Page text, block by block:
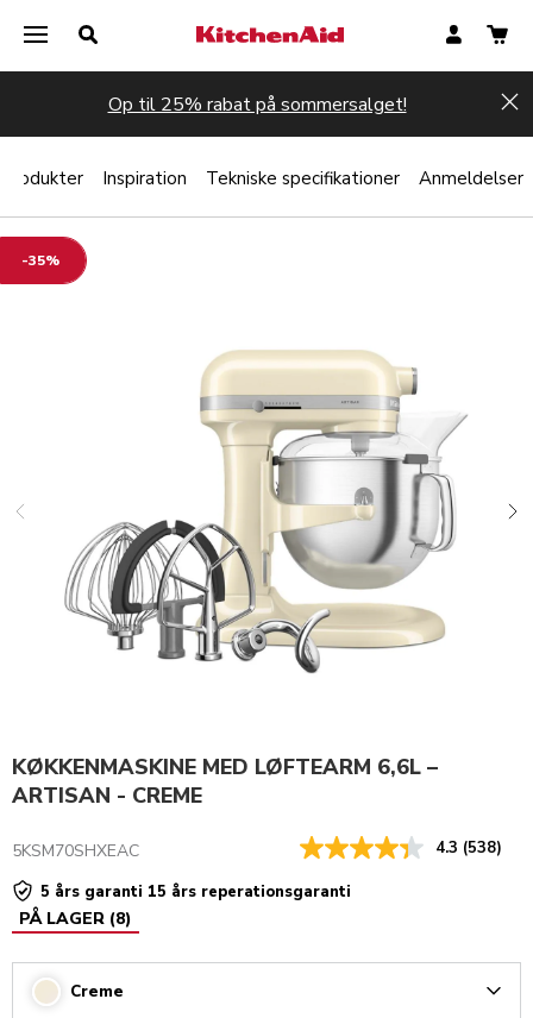
Op til 25% rabat på sommersalget!
-35%
KØKKENMASKINE MED LØFTEARM 6,6L –
ARTISAN - CREME
5KSM70SHXEAC 4.3 (538)
5 års garanti 15 års reperationsgaranti
PÅ LAGER (8)
Creme
Inspiration Tekniske specifikationer Anmeldelser